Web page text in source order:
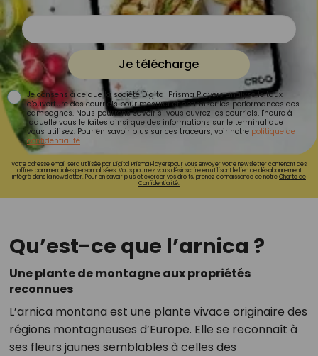
Je télécharge
Je consens à ce que la société Digital Prisma Players analyse le taux
d'ouverture des courriels pour mesurer et optimiser les performances des
campagnes. Nous pourrons savoir si vous ouvrez les courriels, l'heure à
laquelle vous le faites ainsi que des informations sur le terminal que
vous utilisez. Pour en savoir plus sur ces traceurs, voir notre politique de
confidentialité.
Votre adresse email sera utilisée par Digital Prisma Playerspour vous envoyer votre newsletter contenant des
offres commerciales personnalisées. Vous pourrez vous désinscrire en utilisant le lien de désabonnement
intégré dans la newsletter. Pour en savoir plus et exercer vos droits, prenez connaissance de notreCharte de
Confidentialité.
Qu’est-ce que l’arnica ?
Une plante de montagne aux propriétés
reconnues
L’arnica montana est une plante vivace originaire des
régions montagneuses d’Europe. Elle se reconnaît à
ses fleurs jaunes semblables à celles des